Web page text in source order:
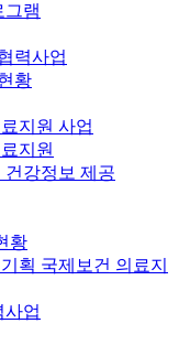
그램
력사업
황
지원 사업
지원
강정보 제공
황
획 국제보건 의료지
사업